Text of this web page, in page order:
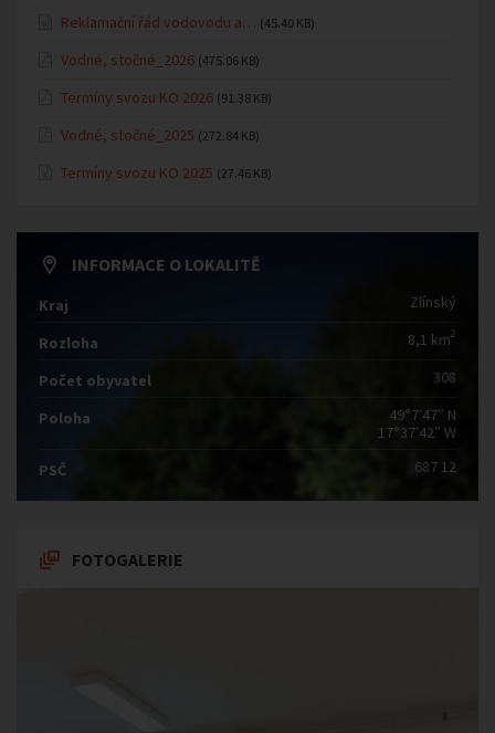
Reklamační řád vodovodu a… (45.40 KB)
Vodné, stočné_2026 (475.06 KB)
Termíny svozu KO 2026 (91.38 KB)
Vodné, stočné_2025 (272.84 KB)
Termíny svozu KO 2025 (27.46 KB)
INFORMACE O LOKALITĚ
Kraj Zlínský
Rozloha 8,1 km2
Počet obyvatel 308
Poloha
49°7′47″ N
17°37′42″ W
PSČ
687 12
FOTOGALERIE